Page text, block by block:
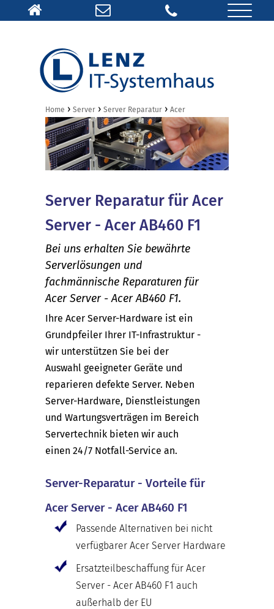
Home › Server › Server Reparatur › Acer
Server Reparatur für Acer
Server - Acer AB460 F1
Bei uns erhalten Sie bewährte
Serverlösungen und
fachmännische Reparaturen für
Acer Server - Acer AB460 F1.
Ihre Acer Server-Hardware ist ein
Grundpfeiler Ihrer IT-Infrastruktur -
wir unterstützen Sie bei der
Auswahl geeigneter Geräte und
reparieren defekte Server. Neben
Server-Hardware, Dienstleistungen
und Wartungsverträgen im Bereich
Servertechnik bieten wir auch
einen 24/7 Notfall-Service an.
Server-Reparatur - Vorteile für
Acer Server - Acer AB460 F1
Passende Alternativen bei nicht
verfügbarer Acer Server Hardware
Ersatzteilbeschaffung für Acer
Server - Acer AB460 F1 auch
außerhalb der EU